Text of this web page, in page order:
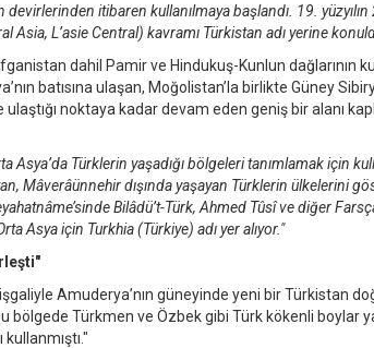
itibaren kullanılmaya başlandı. 19. yüzyılın
L’asie Central) kavramı Türkistan adı yerine
dahil Pamir ve Hindukuş-Kunlun dağlarının
batısına ulaşan, Moğolistan’la birlikte Güney
noktaya kadar devam eden geniş bir alanı
Asya’da Türklerin yaşadığı bölgeleri tanımlamak için
Mâverâünnehir dışında yaşayan Türklerin ülkelerini
Bilâdü’t-Türk, Ahmed Tûsî ve diğer
Asya için Turkhia (Türkiye) adı yer alıyor."
Amuderya’nın güneyinde yeni bir Türkistan
Türkmen ve Özbek gibi Türk kökenli boylar